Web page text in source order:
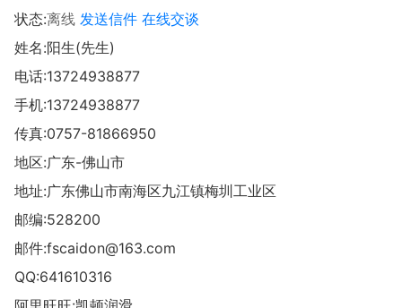
状态:离线 发送信件 在线交谈
姓名:阳生(先生)
电话:13724938877
手机:13724938877
传真:0757-81866950
地区:广东-佛山市
地址:广东佛山市南海区九江镇梅圳工业区
邮编:528200
邮件:fscaidon@163.com
QQ:641610316